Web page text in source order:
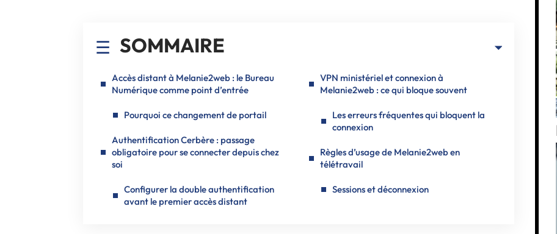
SOMMAIRE
Accès distant à Melanie2web : le Bureau
Numérique comme point d’entrée
Pourquoi ce changement de portail
Authentification Cerbère : passage
obligatoire pour se connecter depuis chez
soi
Configurer la double authentification
avant le premier accès distant
VPN ministériel et connexion à
Melanie2web : ce qui bloque souvent
Les erreurs fréquentes qui bloquent la
connexion
Règles d’usage de Melanie2web en
télétravail
Sessions et déconnexion